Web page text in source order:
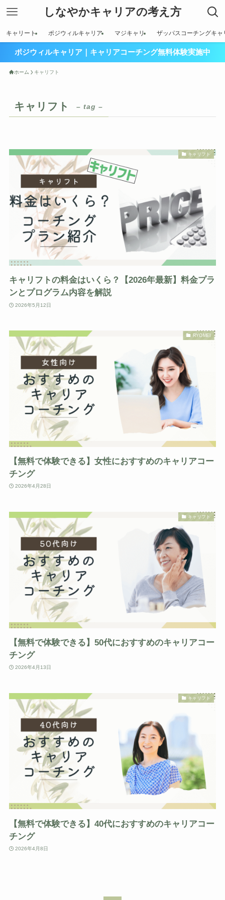
しなやかキャリアの考え方
キャリート ポジウィルキャリア マジキャリ ザッパスコーチングキャ
ポジウィルキャリア｜キャリアコーチング無料体験実施中
ホーム キャリフト
キャリフト – tag –
キャリフト
キャリフトの料金はいくら？【2026年最新】料金プラ
ンとプログラム内容を解説
2026年5月12日
RYOMEI
【無料で体験できる】女性におすすめのキャリアコー
チング
2026年4月28日
キャリフト
【無料で体験できる】50代におすすめのキャリアコー
チング
2026年4月13日
キャリフト
【無料で体験できる】40代におすすめのキャリアコー
チング
2026年4月8日